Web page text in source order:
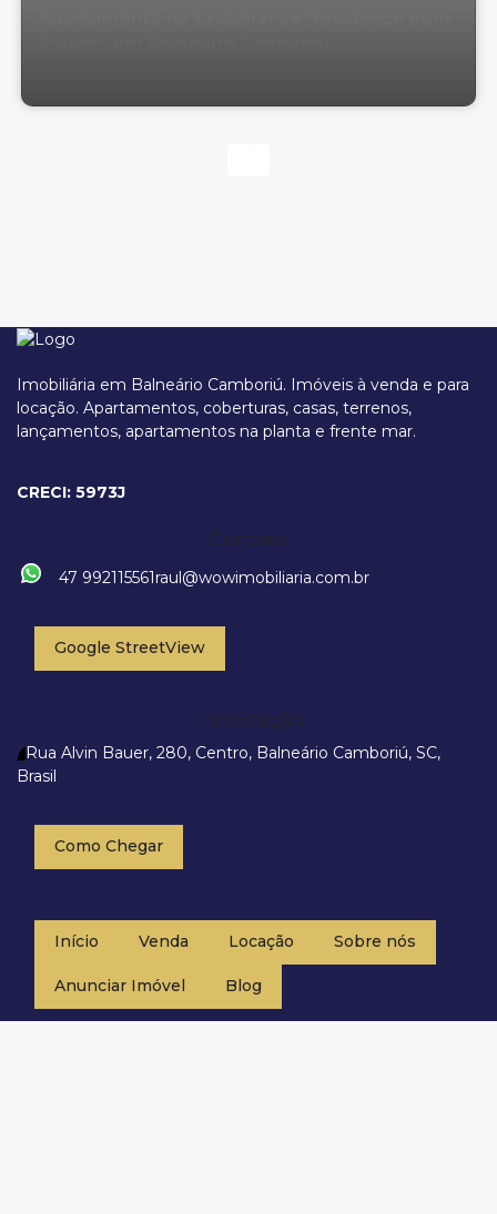
Imobiliária em Balneário Camboriú. Imóveis à venda e para
locação. Apartamentos, coberturas, casas, terrenos,
lançamentos, apartamentos na planta e frente mar.
CRECI: 5973J
Contato
47 992115561raul@wowimobiliaria.com.br
Google StreetView
Localização
Rua Alvin Bauer, 280, Centro, Balneário Camboriú, SC,
Brasil
Como Chegar
Início Venda Locação Sobre nós
Anunciar Imóvel Blog